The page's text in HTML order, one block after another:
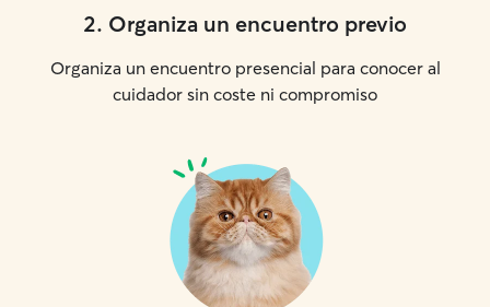
2. Organiza un encuentro previo
Organiza un encuentro presencial para conocer al
cuidador sin coste ni compromiso